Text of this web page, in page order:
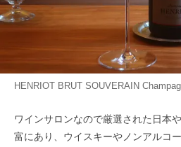
HENRIOT BRUT SOUVERAIN
ワインサロンなので厳選された日本
富にあり、ウイスキーやノンアルコ